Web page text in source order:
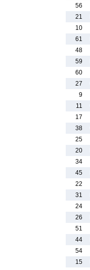
56
21
10
61
48
59
60
27
9
11
17
38
25
20
34
45
22
31
24
26
51
44
54
15